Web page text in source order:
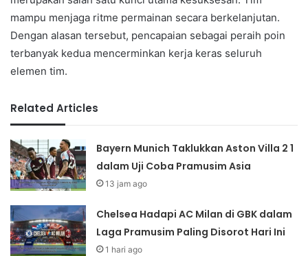
mampu menjaga ritme permainan secara berkelanjutan.
Dengan alasan tersebut, pencapaian sebagai peraih poin
terbanyak kedua mencerminkan kerja keras seluruh
elemen tim.
Related Articles
Bayern Munich Taklukkan Aston Villa 2 1
dalam Uji Coba Pramusim Asia
13 jam ago
Chelsea Hadapi AC Milan di GBK dalam
Laga Pramusim Paling Disorot Hari Ini
1 hari ago